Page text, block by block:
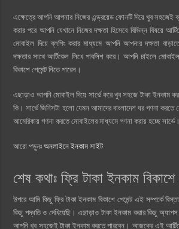
এক্ষেত্রে আপনি আপনার নিজের এন্ড্রয়েড ফোনটি দিয়ে খুব সহজেই
করার পরে আপনি যেখানে নিজের দক্ষতা হিসেবে বিভিন্ন বিষয়ে
মোবাইল দিয়ে ব্লগিং করার মাধ্যমে আপনি আপনার দক্ষতা
দক্ষতার সাথে আর্টিকেল লিখে পাবলিশ করে। আপনি চাইলে
বিকাশে পেমেন্ট নিতে পারেন।
এছাড়াও আপনি মোবাইল দিয়ে সার্ভে করে খুব সহজে টাকা ইনকাম
কি। সার্ভে জিনিসটা হলো যেমন আমাদের বাংলাদেশ ঘর গণনা
আমেরিকায় গণনা করতে মোবাইলের মাধ্যমে গণনা করায় হচ্ছে সার্ভে।
আরো পড়ুনঃঅনলাইনে ইনকাম সাইট
শেষ কথাঃ ফ্রি টাকা ইনকাম বিকাশে
উপরে আমি কিছু ফ্রি টাকা ইনকাম বিকাশে পেমেন্ট এই সম্পর্কে
কিছু পদ্ধতি ও দেখিয়েছি। এছাড়াও টাকা ইনকাম করার কিছু
আপনি খুব সহজেই টাকা ইনকাম করতে পারবেন। আজকের এই